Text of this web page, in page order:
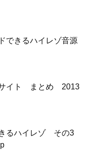
できるハイレゾ音源
サイト まとめ 2013
きるハイレゾ その3